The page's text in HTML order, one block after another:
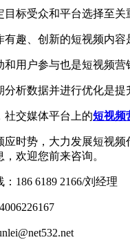
受众和平台选择至关重
、创新的短视频内容是
户参与也是短视频营销
数据并进行优化是提升
交媒体平台上的短视频
势，大力发展短视频
欢迎您前来咨询。
6189 2166/刘经理